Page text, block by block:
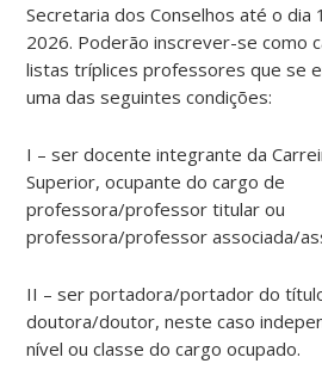
Secretaria dos Conselhos até o dia
2026. Poderão inscrever-se como
listas tríplices professores que se
uma das seguintes condições:
I – ser docente integrante da
Superior, ocupante do cargo de
professora/professor titular ou
professora/professor associada/
II – ser portadora/portador do
doutora/doutor, neste caso
nível ou classe do cargo ocupado.